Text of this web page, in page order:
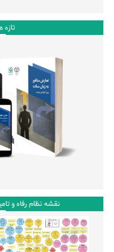
تازه
نقشه نظام رفاه و